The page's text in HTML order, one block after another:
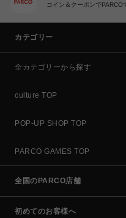
コイン＆クーポンでPARCO
カテゴリー
全カテゴリーから探す
culture TOP
POP-UP SHOP TOP
PARCO GAMES TOP
全国のPARCO店舗
初めてのお客様へ